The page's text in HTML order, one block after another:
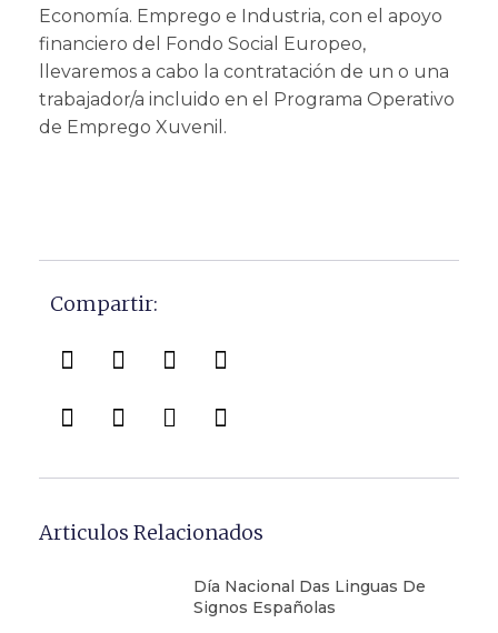
Economía. Emprego e Industria, con el apoyo
financiero del Fondo Social Europeo,
llevaremos a cabo la contratación de un o una
trabajador/a incluido en el Programa Operativo
de Emprego Xuvenil.
Compartir:
Articulos Relacionados
Día Nacional Das Linguas De
Signos Españolas